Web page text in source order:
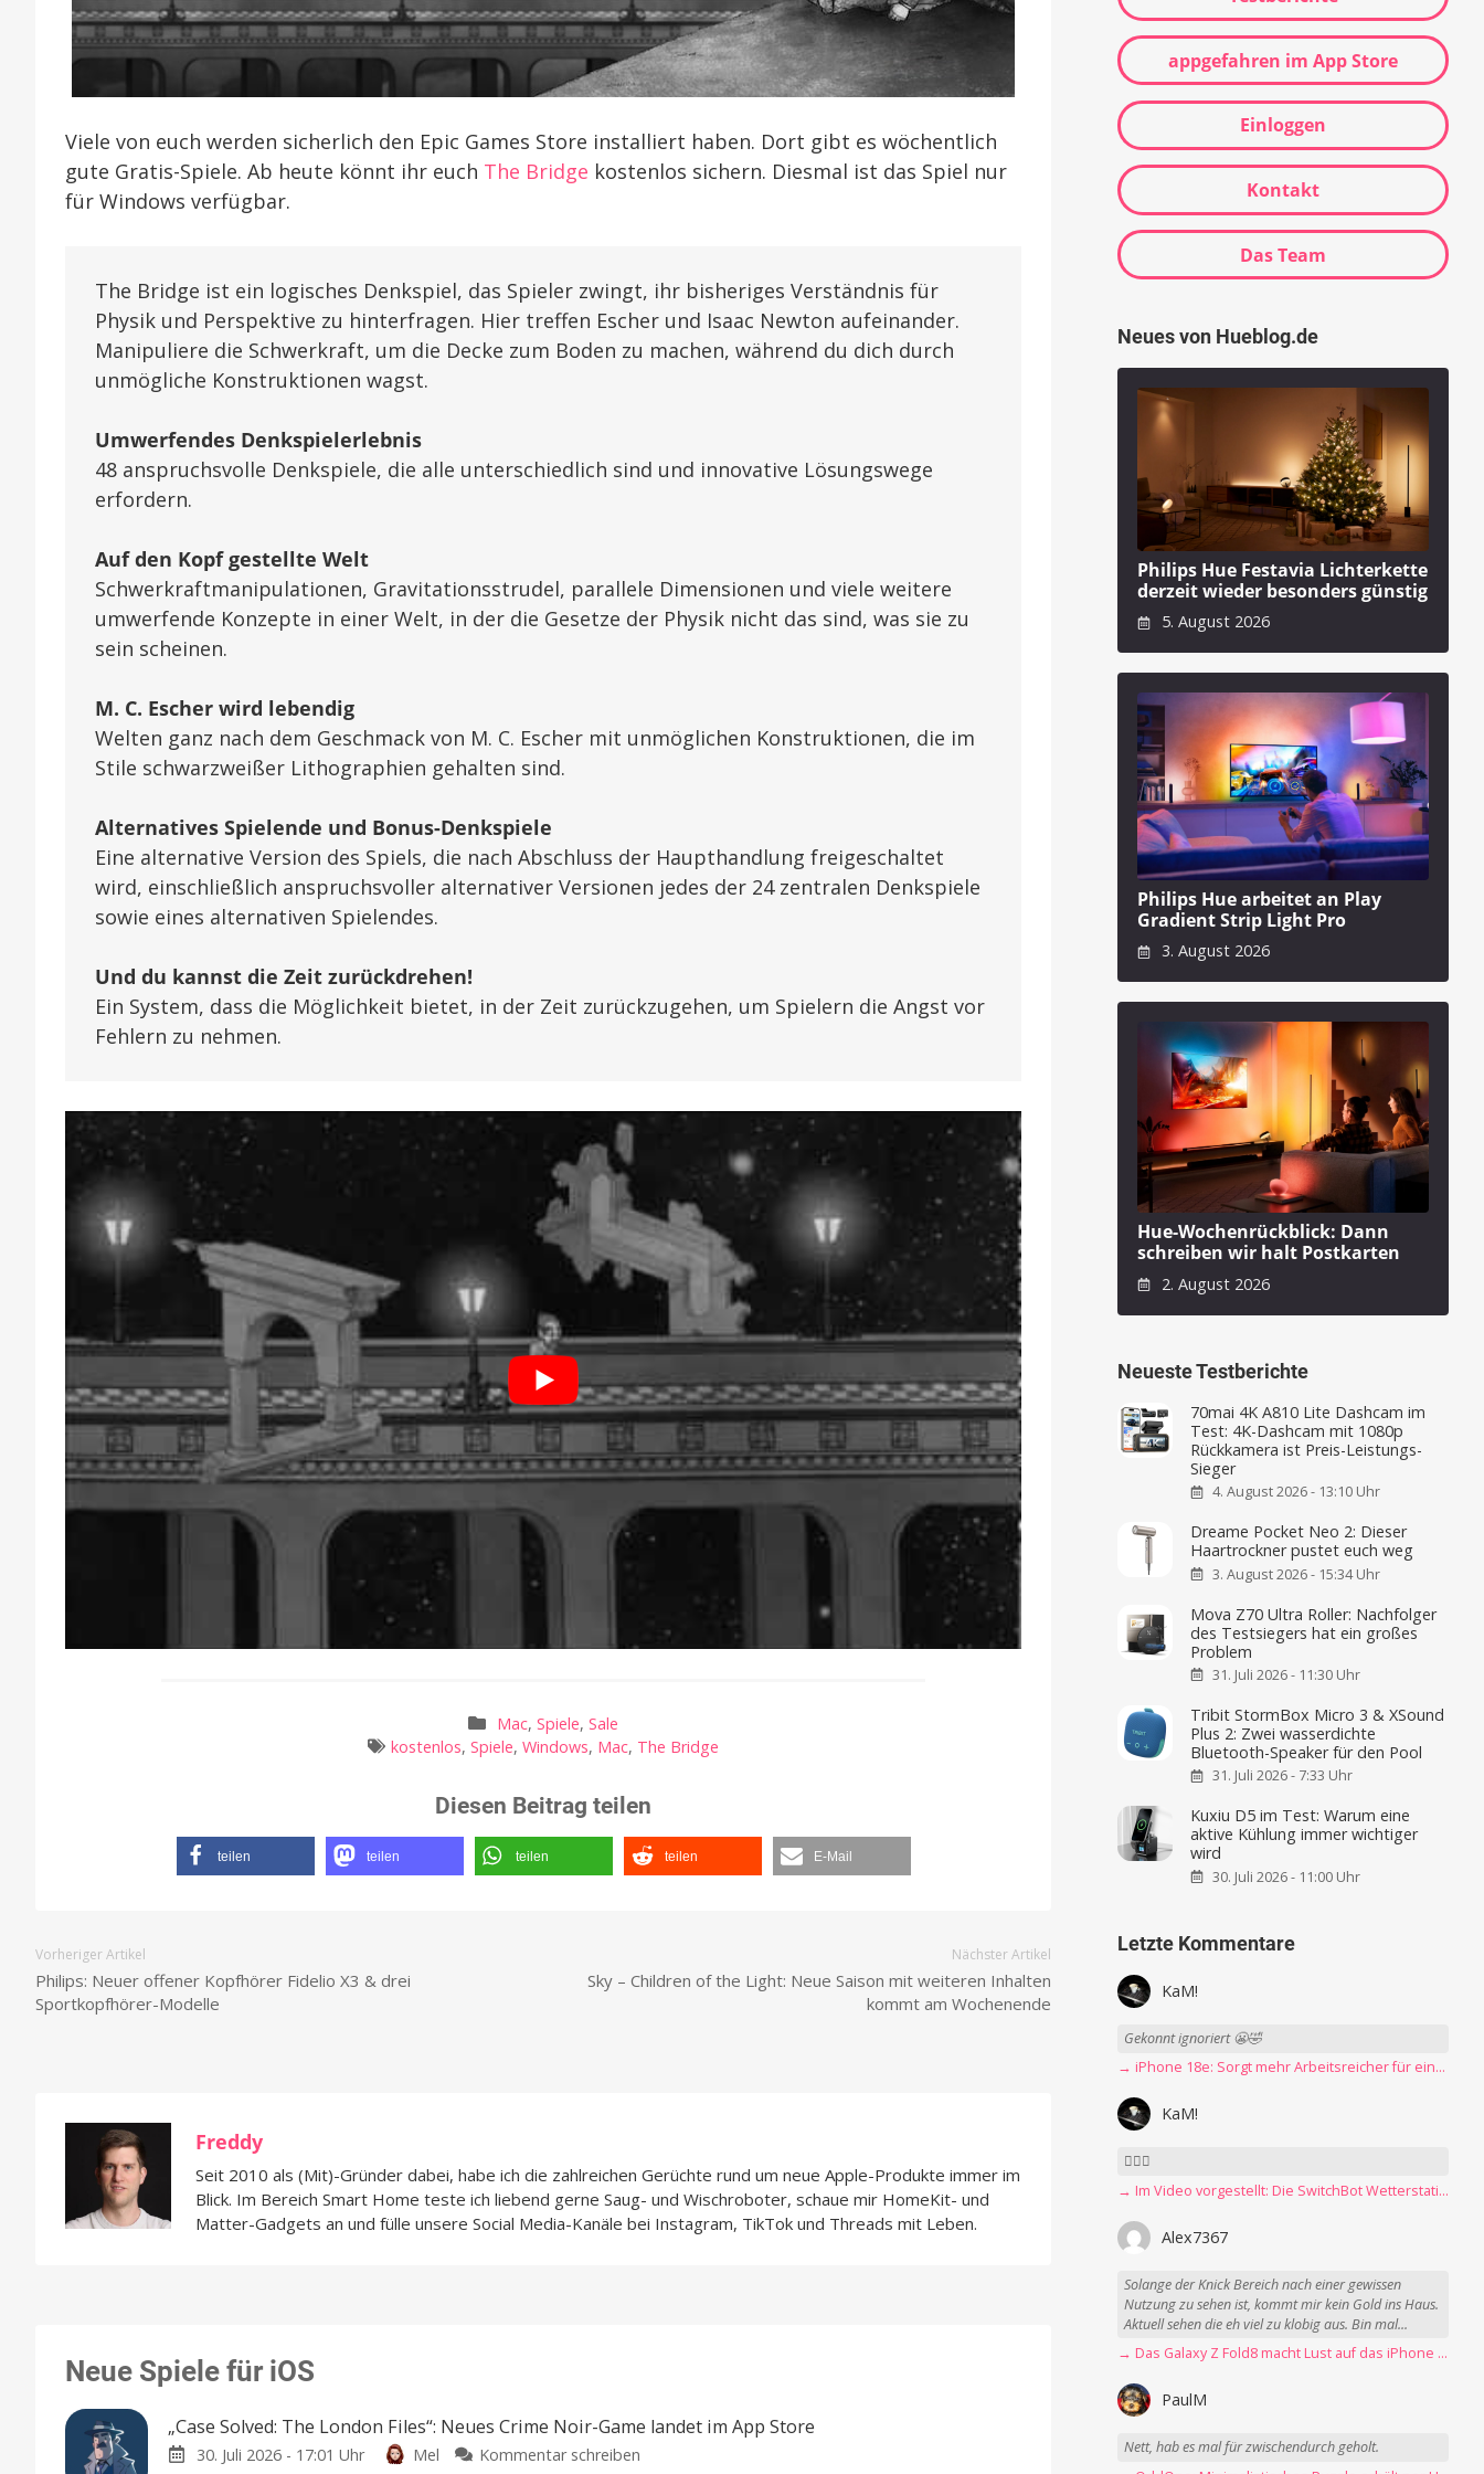
Viele von euch werden sicherlich den Epic Games Store installiert haben. Dort gibt es wöchentlich
gute Gratis-Spiele. Ab heute könnt ihr euch The Bridge kostenlos sichern. Diesmal ist das Spiel nur
für Windows verfügbar.
The Bridge ist ein logisches Denkspiel, das Spieler zwingt, ihr bisheriges Verständnis für
Physik und Perspektive zu hinterfragen. Hier treffen Escher und Isaac Newton aufeinander.
Manipuliere die Schwerkraft, um die Decke zum Boden zu machen, während du dich durch
unmögliche Konstruktionen wagst.
Umwerfendes Denkspielerlebnis
48 anspruchsvolle Denkspiele, die alle unterschiedlich sind und innovative Lösungswege
erfordern.
Auf den Kopf gestellte Welt
Schwerkraftmanipulationen, Gravitationsstrudel, parallele Dimensionen und viele weitere
umwerfende Konzepte in einer Welt, in der die Gesetze der Physik nicht das sind, was sie zu
sein scheinen.
M. C. Escher wird lebendig
Welten ganz nach dem Geschmack von M. C. Escher mit unmöglichen Konstruktionen, die im
Stile schwarzweißer Lithographien gehalten sind.
Alternatives Spielende und Bonus-Denkspiele
Eine alternative Version des Spiels, die nach Abschluss der Haupthandlung freigeschaltet
wird, einschließlich anspruchsvoller alternativer Versionen jedes der 24 zentralen Denkspiele
sowie eines alternativen Spielendes.
Und du kannst die Zeit zurückdrehen!
Ein System, dass die Möglichkeit bietet, in der Zeit zurückzugehen, um Spielern die Angst vor
Fehlern zu nehmen.
Mac,Spiele,Sale
kostenlos,Spiele,Windows, Mac, The Bridge
Diesen Beitrag teilen
teilen teilen teilen teilen E-Mail
Vorheriger Artikel
Philips: Neuer offener Kopfhörer Fidelio X3 & drei
Sportkopfhörer-Modelle
Nächster Artikel
Sky – Children of the Light: Neue Saison mit weiteren Inhalten
kommt am Wochenende
Freddy
Seit 2010 als (Mit)-Gründer dabei, habe ich die zahlreichen Gerüchte rund um neue Apple-Produkte immer im
Blick. Im Bereich Smart Home teste ich liebend gerne Saug- und Wischroboter, schaue mir HomeKit- und
Matter-Gadgets an und fülle unsere Social Media-Kanäle bei Instagram, TikTok und Threads mit Leben.
Neue Spiele für iOS
„Case Solved: The London Files“: Neues Crime Noir-Game landet im App Store
30. Juli 2026 - 17:01 Uhr Mel Kommentar schreiben
appgefahren im App Store
Einloggen
Kontakt
Das Team
Neues von Hueblog.de
Philips Hue Festavia Lichterkette
derzeit wieder besonders günstig
5. August 2026
Philips Hue arbeitet an Play
Gradient Strip Light Pro
3. August 2026
Hue-Wochenrückblick: Dann
schreiben wir halt Postkarten
2. August 2026
Neueste Testberichte
70mai 4K A810 Lite Dashcam im
Test: 4K-Dashcam mit 1080p
Rückkamera ist Preis-Leistungs-
Sieger
4. August 2026 - 13:10 Uhr
Dreame Pocket Neo 2: Dieser
Haartrockner pustet euch weg
3. August 2026 - 15:34 Uhr
Mova Z70 Ultra Roller: Nachfolger
des Testsiegers hat ein großes
Problem
31. Juli 2026 - 11:30 Uhr
Tribit StormBox Micro 3 & XSound
Plus 2: Zwei wasserdichte
Bluetooth-Speaker für den Pool
31. Juli 2026 - 7:33 Uhr
Kuxiu D5 im Test: Warum eine
aktive Kühlung immer wichtiger
wird
30. Juli 2026 - 11:00 Uhr
Letzte Kommentare
KaM!
Gekonnt ignoriert 😬🤣
→ iPhone 18e: Sorgt mehr Arbeitsreicher für eine Preiserhöhung?
KaM!
👍🏻🤣
→ Im Video vorgestellt: Die SwitchBot Wetterstation mit E-Ink-Display
Alex7367
Solange der Knick Bereich nach einer gewissen
Nutzung zu sehen ist, kommt mir kein Gold ins Haus.
Aktuell sehen die eh viel zu klobig aus. Bin mal...
→ Das Galaxy Z Fold8 macht Lust auf das iPhone Ultra
PaulM
Nett, hab es mal für zwischendurch geholt.